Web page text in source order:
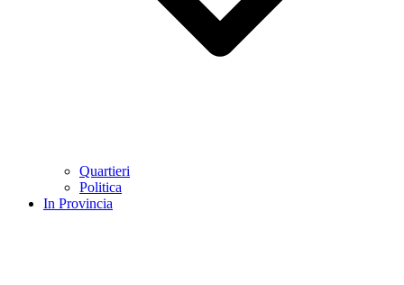
Quartieri
Politica
In Provincia